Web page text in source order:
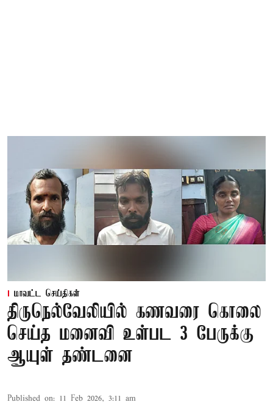
மாவட்ட செய்திகள்
திருநெல்வேலியில் கணவரை கொலை
செய்த மனைவி உள்பட 3 பேருக்கு
ஆயுள் தண்டனை
Published on: 11 Feb 2026, 3:11 am